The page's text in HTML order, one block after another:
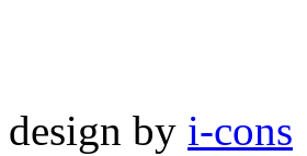
design by i-cons